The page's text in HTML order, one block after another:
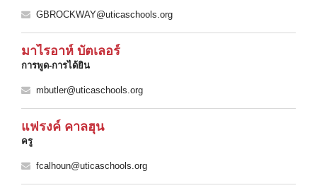
GBROCKWAY@uticaschools.org
มาไรอาห์ บัตเลอร์
การพูด-การได้ยิน
mbutler@uticaschools.org
แฟรงค์ คาลฮุน
ครู
fcalhoun@uticaschools.org